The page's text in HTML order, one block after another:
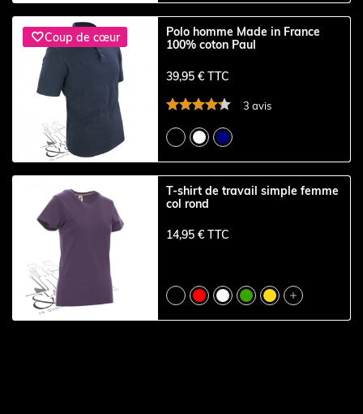
Coup de cœur
Polo homme Made in France
100% coton Paul
39,95 € TTC
3 avis
T-shirt de travail simple femme
col rond
14,95 € TTC
